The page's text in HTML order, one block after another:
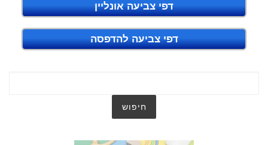
דפי צביעה אונליין
דפי צביעה להדפסה